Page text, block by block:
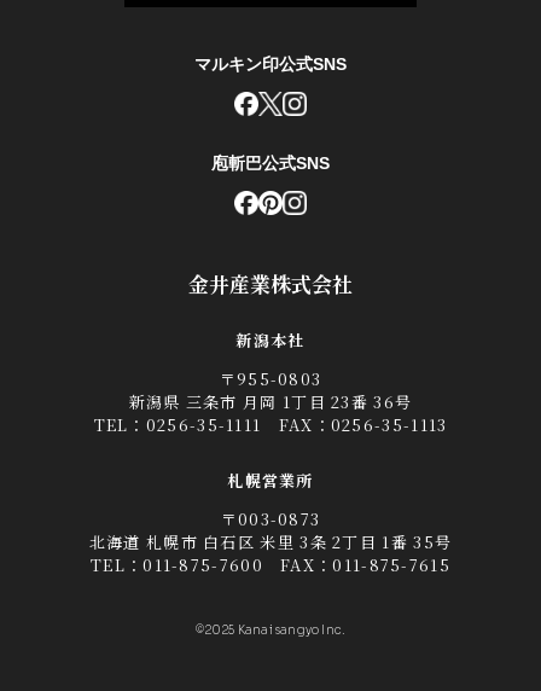
金井産業株式会社
新潟本社
〒955-0803
新潟県 三条市 月岡 1丁目 23番 36号
TEL： 0256-35-1111 FAX：0256-35-1113
札幌営業所
〒003-0873
北海道 札幌市 白石区 米里 3条 2丁目 1番 35号
TEL：011-875-7600 FAX：011-875-7615
©2025 Kanai sangyo Inc.
マルキン印公式SNS
庖斬巴公式SNS